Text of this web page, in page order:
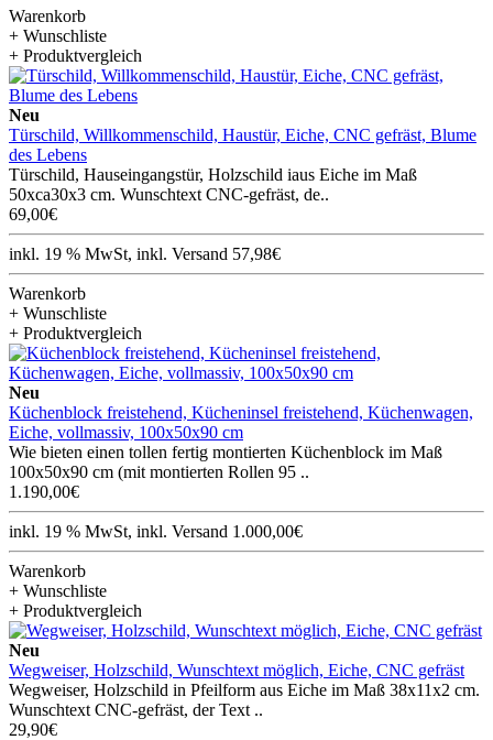
Warenkorb
+ Wunschliste
+ Produktvergleich
Neu
Türschild, Willkommenschild, Haustür, Eiche, CNC gefräst, Blume
des Lebens
Türschild, Hauseingangstür, Holzschild iaus Eiche im Maß
50xca30x3 cm. Wunschtext CNC-gefräst, de..
69,00€
inkl. 19 % MwSt, inkl. Versand 57,98€
Warenkorb
+ Wunschliste
+ Produktvergleich
Neu
Küchenblock freistehend, Kücheninsel freistehend, Küchenwagen,
Eiche, vollmassiv, 100x50x90 cm
Wie bieten einen tollen fertig montierten Küchenblock im Maß
100x50x90 cm (mit montierten Rollen 95 ..
1.190,00€
inkl. 19 % MwSt, inkl. Versand 1.000,00€
Warenkorb
+ Wunschliste
+ Produktvergleich
Neu
Wegweiser, Holzschild, Wunschtext möglich, Eiche, CNC gefräst
Wegweiser, Holzschild in Pfeilform aus Eiche im Maß 38x11x2 cm.
Wunschtext CNC-gefräst, der Text ..
29,90€